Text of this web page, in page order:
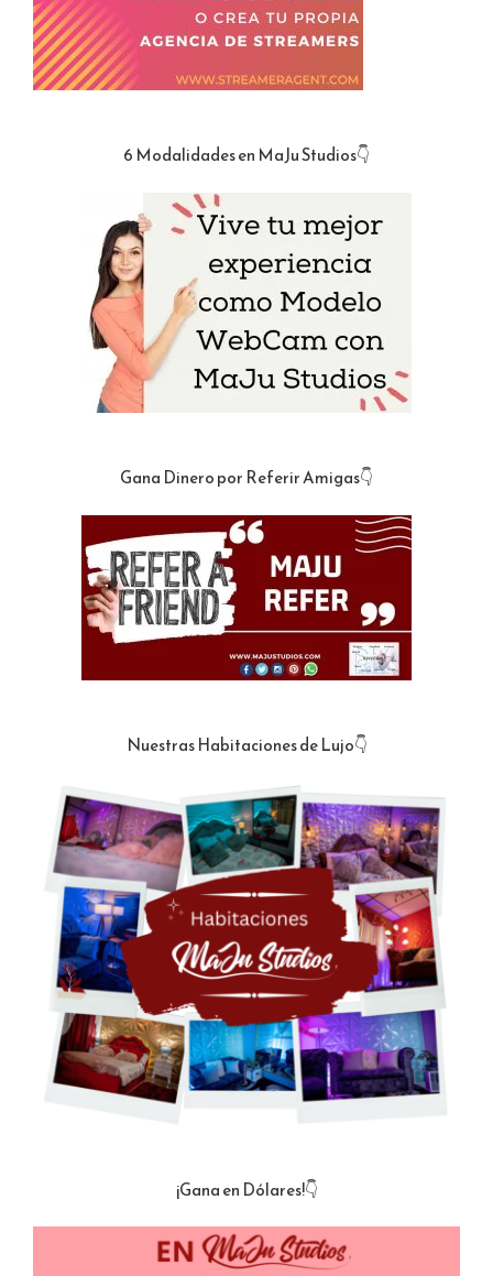
6 Modalidades en MaJu Studios👇
Gana Dinero por Referir Amigas👇
Nuestras Habitaciones de Lujo👇
¡Gana en Dólares!👇